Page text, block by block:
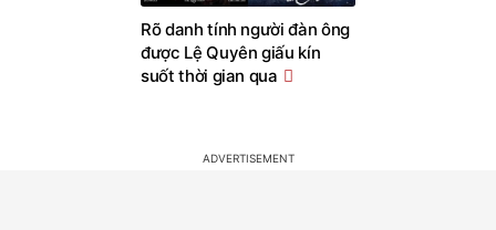
Rõ danh tính người đàn ông
được Lệ Quyên giấu kín
suốt thời gian qua